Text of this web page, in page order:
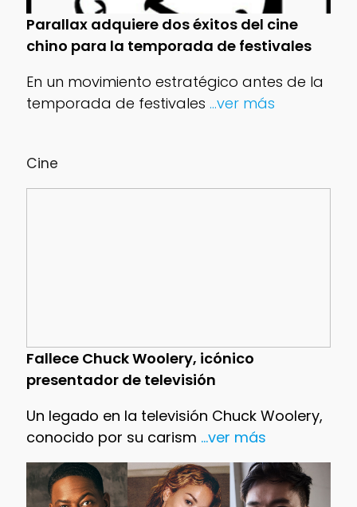
Cine
Fallece Chuck Woolery, icónico
presentador de televisión
Un legado en la televisión Chuck Woolery,
conocido por su carism ...ver más
Parallax adquiere dos éxitos del cine
chino para la temporada de festivales
En un movimiento estratégico antes de la
temporada de festivales ...ver más